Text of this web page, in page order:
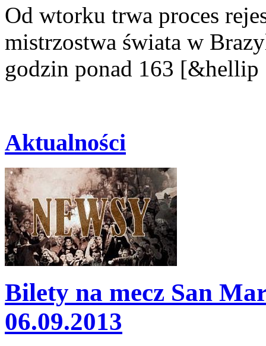
Od wtorku trwa proces
mistrzostwa świata w
godzin ponad 163 [&hellip
Aktualności
Bilety na mecz San
06.09.2013